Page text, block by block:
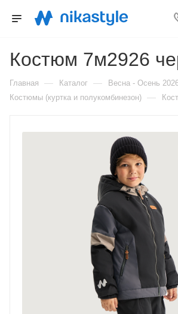
Костюм 7м2926
Главная — Каталог — Весна - Осень
Костюмы (куртка и полукомбинезон) —